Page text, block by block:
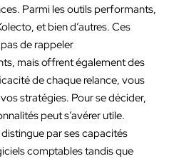
Parmi les outils performants,
et bien d’autres. Ces
de rappeler
mais offrent également des
de chaque relance, vous
stratégies. Pour se décider,
peut s’avérer utile.
par ses capacités
comptables tandis que